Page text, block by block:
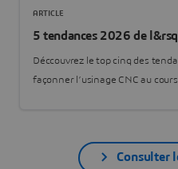
ARTICLE
5 tendances 2026 de
l&rsquo;usinage à
Déccouvrez le top cinq des
façonner l’usinage CNC au
Consulter